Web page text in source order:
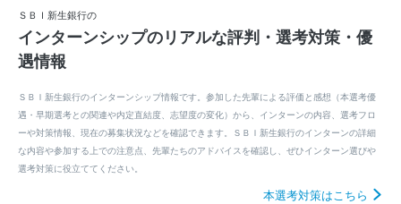
ＳＢＩ新生銀行の
インターンシップのリアルな評判・選考対策・優
遇情報
ＳＢＩ新生銀行のインターンシップ情報です。参加した先輩による評価と感想（本選考優
遇・早期選考との関連や内定直結度、志望度の変化）から、インターンの内容、選考フロ
ーや対策情報、現在の募集状況などを確認できます。ＳＢＩ新生銀行のインターンの詳細
な内容や参加する上での注意点、先輩たちのアドバイスを確認し、ぜひインターン選びや
選考対策に役立ててください。
本選考対策はこちら